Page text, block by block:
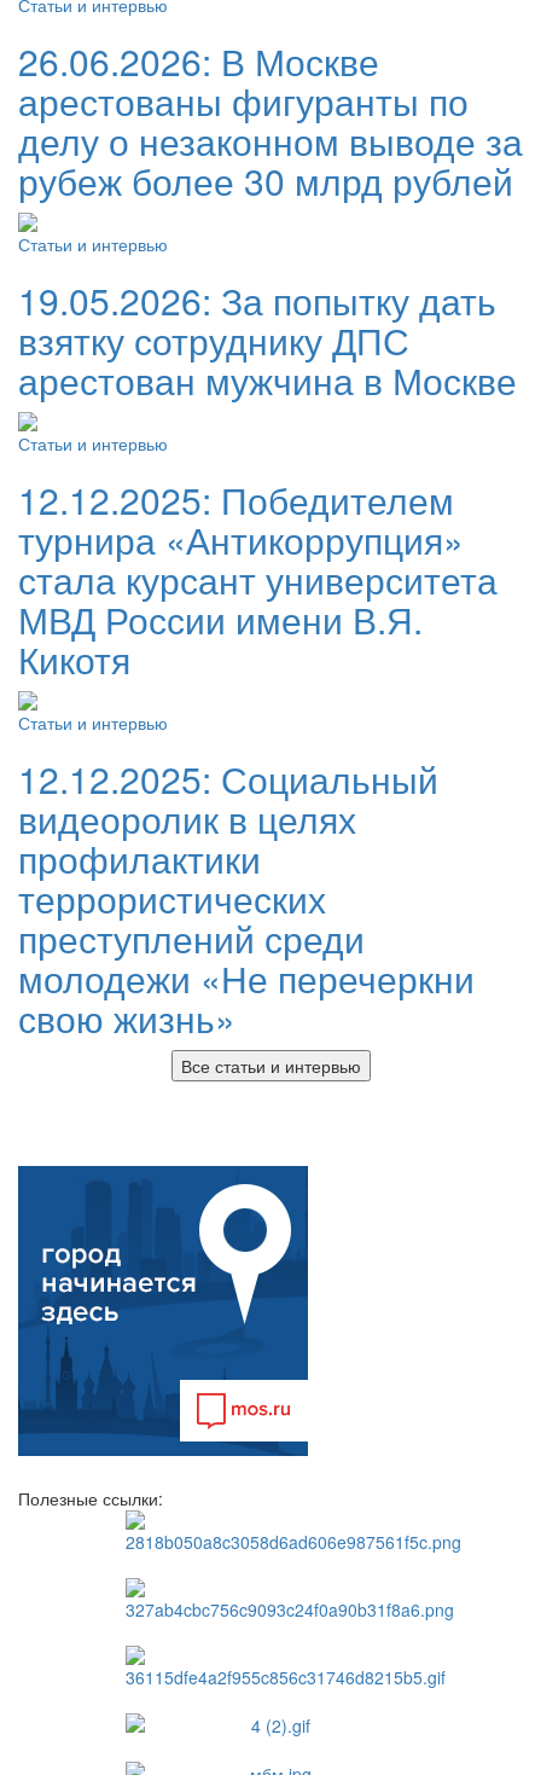
26.06.2026: В Москве
арестованы фигуранты по
делу о незаконном выводе за
рубеж более 30 млрд рублей
Статьи и интервью
19.05.2026: За попытку дать
взятку сотруднику ДПС
арестован мужчина в Москве
Статьи и интервью
12.12.2025: Победителем
турнира «Антикоррупция»
стала курсант университета
МВД России имени В.Я.
Кикотя
Статьи и интервью
12.12.2025: Социальный
видеоролик в целях
профилактики
террористических
преступлений среди
молодежи «Не перечеркни
свою жизнь»
Все статьи и интервью
Полезные ссылки: